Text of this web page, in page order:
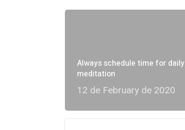
Always schedule time for daily
meditation
12 de February de 2020